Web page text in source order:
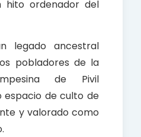
hito ordenador del
legado ancestral
pobladores de la
de Pivil
espacio de culto de
y valorado como